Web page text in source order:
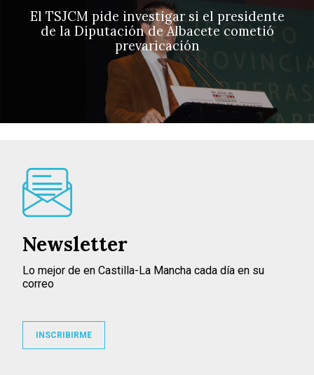
El TSJCM pide investigar si el presidente
de la Diputación de Albacete cometió
prevaricación
Newsletter
Lo mejor de en Castilla-La Mancha cada día en su
correo
INSCRIBIRME